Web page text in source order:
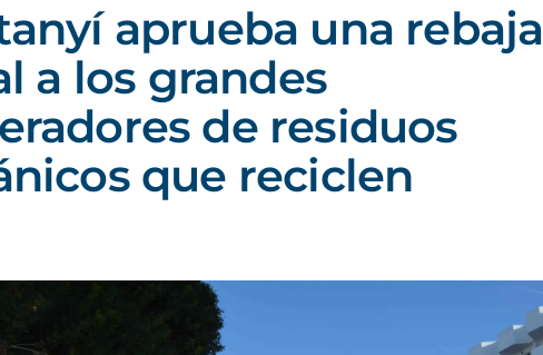
aprueba una rebaja
a los grandes
de residuos
que reciclen